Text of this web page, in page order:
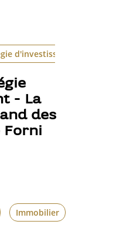
d'investissement
- La
des
Forni
Immobilier